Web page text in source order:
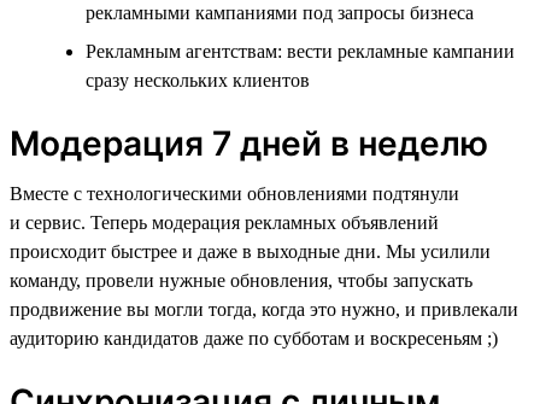
рекламными кампаниями под запросы бизнеса
Рекламным агентствам: вести рекламные кампании
сразу нескольких клиентов
Модерация 7 дней в неделю
Вместе с технологическими обновлениями подтянули
и сервис. Теперь модерация рекламных объявлений
происходит быстрее и даже в выходные дни. Мы усилили
команду, провели нужные обновления, чтобы запускать
продвижение вы могли тогда, когда это нужно, и привлекали
аудиторию кандидатов даже по субботам и воскресеньям ;)